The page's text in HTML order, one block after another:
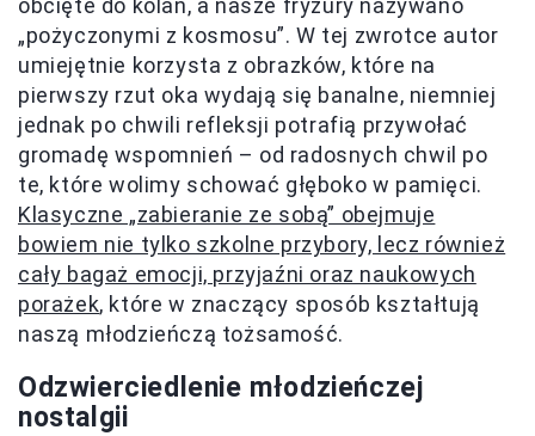
obcięte do kolan, a nasze fryzury nazywano
„pożyczonymi z kosmosu”. W tej zwrotce autor
umiejętnie korzysta z obrazków, które na
pierwszy rzut oka wydają się banalne, niemniej
jednak po chwili refleksji potrafią przywołać
gromadę wspomnień – od radosnych chwil po
te, które wolimy schować głęboko w pamięci.
Klasyczne „zabieranie ze sobą” obejmuje
bowiem nie tylko szkolne przybory, lecz również
cały bagaż emocji, przyjaźni oraz naukowych
porażek, które w znaczący sposób kształtują
naszą młodzieńczą tożsamość.
Odzwierciedlenie młodzieńczej
nostalgii